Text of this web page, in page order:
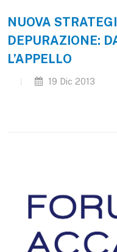
NUOVA
DEPURAZIONE:
L’APPELLO
19 Dic 2013